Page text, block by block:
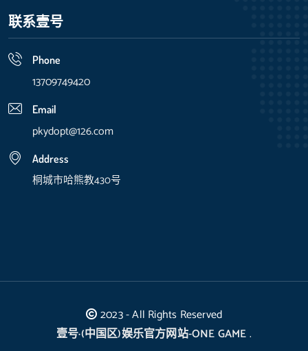
联系壹号
Phone
13709749420
Email
pkydopt@126.com
Address
桐城市哈熊教430号
2023 - All Rights Reserved
壹号·(中国区)娱乐官方网站-ONE GAME.